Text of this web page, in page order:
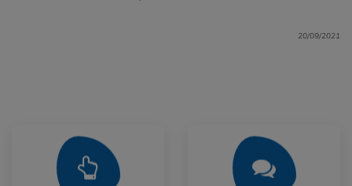
20/09/2021
Mai Mult Mai Mult